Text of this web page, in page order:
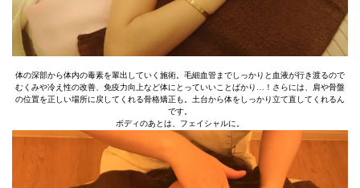
体の深部から体内の毒素を輩出していく施術。毛細血管までしっかりと血液が行き渡るので
むくみや冷え性の改善、免疫力向上など体にとっていいことばかり…！さらには、肩や骨盤
の位置を正しい場所に戻してくれる骨格矯正も。土台から体をしっかり立て直してくれるん
です。
ボディのあとは、フェイシャルに。